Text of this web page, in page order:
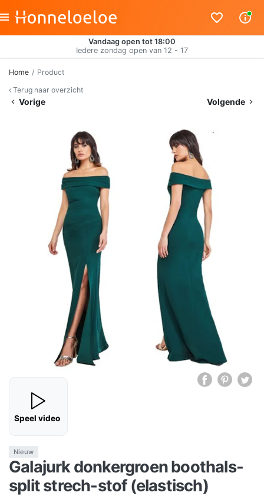
Vandaag open tot 18:00
Iedere zondag open van 12 - 17
Home
Product
Terug naar overzicht
Vorige Volgende
Speel video
Nieuw
Galajurk donkergroen boothals-
split strech-stof (elastisch)